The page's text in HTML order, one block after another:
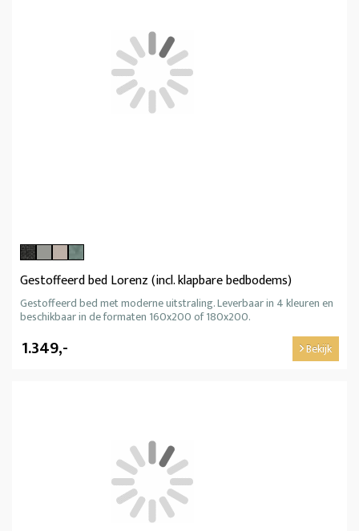
Gestoffeerd bed Lorenz (incl. klapbare bedbodems)
Gestoffeerd bed met moderne uitstraling. Leverbaar in 4 kleuren en
beschikbaar in de formaten 160x200 of 180x200.
1.349,- Bekijk